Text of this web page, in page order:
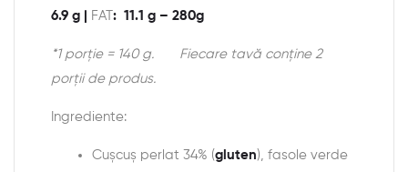
6.9 g |
FAT : 11.1 g – 280g
*1 porție = 140 g. Fiecare tavă conține 2
porții de produs.
Ingrediente:
Cușcuș perlat 34% (gluten), fasole verde